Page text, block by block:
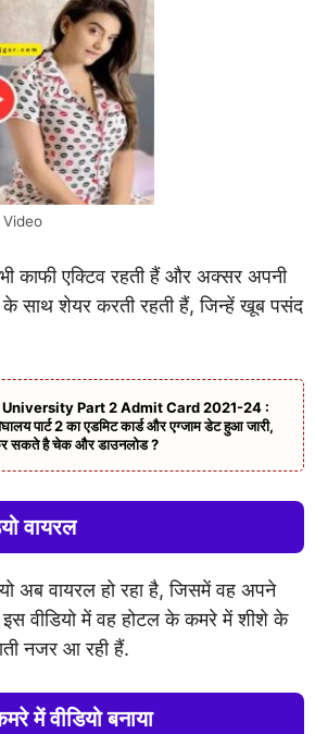
भी काफी एक्टिव रहती हैं और अक्सर अपनी
के साथ शेयर करती रहती हैं, जिन्हें खूब पसंद
Part 2 Admit Card 2021-24 :
पार्ट 2 का एडमिट कार्ड और एग्जाम डेट हुआ जारी,
सकते है चेक और डाउनलोड ?
वायरल
अब वायरल हो रहा है, जिसमें वह अपने
इस वीडियो में वह होटल के कमरे में शीशे के
नजर आ रही हैं.
में वीडियो बनाया